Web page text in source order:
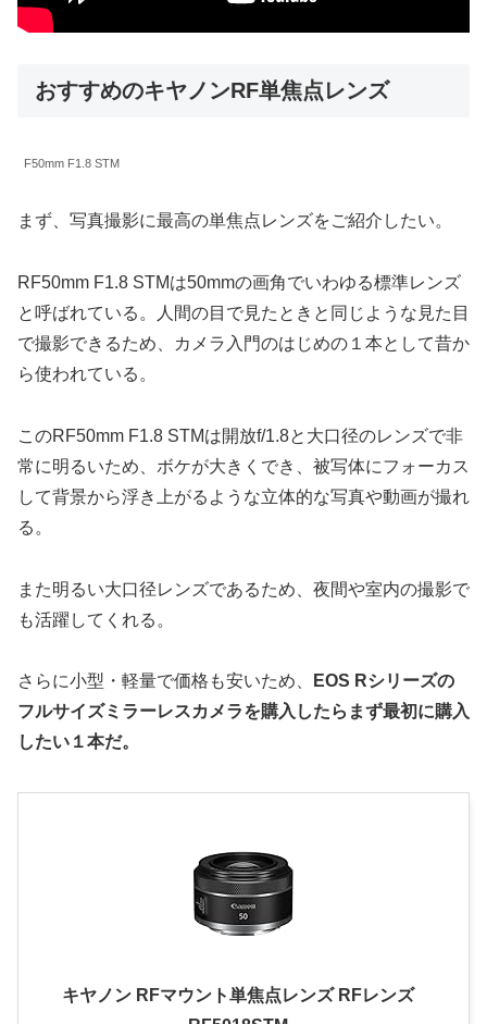
おすすめのキヤノンRF単焦点レンズ
F50mm F1.8 STM
まず、写真撮影に最高の単焦点レンズをご紹介したい。
RF50mm F1.8 STMは50mmの画角でいわゆる標準レンズ
と呼ばれている。人間の目で見たときと同じような見た目
で撮影できるため、カメラ入門のはじめの１本として昔か
ら使われている。
このRF50mm F1.8 STMは開放f/1.8と大口径のレンズで非
常に明るいため、ボケが大きくでき、被写体にフォーカス
して背景から浮き上がるような立体的な写真や動画が撮れ
る。
また明るい大口径レンズであるため、夜間や室内の撮影で
も活躍してくれる。
さらに小型・軽量で価格も安いため、
EOS Rシリーズの
フルサイズミラーレスカメラを購入したらまず最初に購入
したい１本だ。
キヤノン RFマウント単焦点レンズ RFレンズ